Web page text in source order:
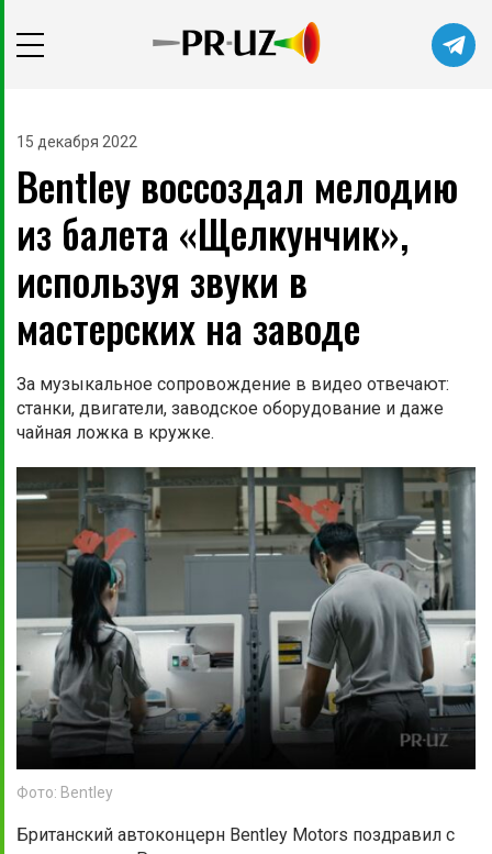
15 декабря 2022
Bentley воссоздал мелодию
из балета «Щелкунчик»,
используя звуки в
мастерских на заводе
За музыкальное сопровождение в видео отвечают:
станки, двигатели, заводское оборудование и даже
чайная ложка в кружке.
Фото: Bentley
Британский автоконцерн Bentley Motors поздравил с